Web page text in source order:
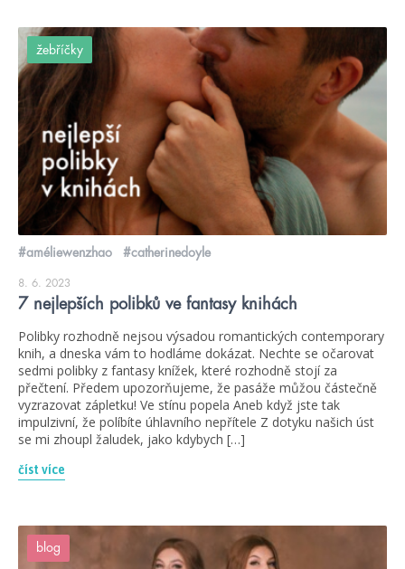
žebříčky
#améliewenzhao #catherinedoyle
8. 6. 2023
7 nejlepších polibků ve fantasy knihách
Polibky rozhodně nejsou výsadou romantických contemporary
knih, a dneska vám to hodláme dokázat. Nechte se očarovat
sedmi polibky z fantasy knížek, které rozhodně stojí za
přečtení. Předem upozorňujeme, že pasáže můžou částečně
vyzrazovat zápletku! Ve stínu popela Aneb když jste tak
impulzivní, že políbíte úhlavního nepřítele Z dotyku našich úst
se mi zhoupl žaludek, jako kdybych […]
číst více
blog